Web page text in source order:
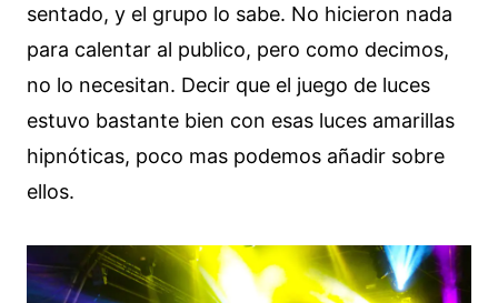
sentado, y el grupo lo sabe. No hicieron nada
para calentar al publico, pero como decimos,
no lo necesitan. Decir que el juego de luces
estuvo bastante bien con esas luces amarillas
hipnóticas, poco mas podemos añadir sobre
ellos.